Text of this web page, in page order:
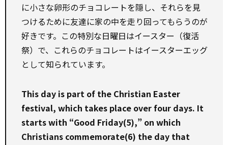
に小さな卵形のチョコレートを隠し、それらを見
つけるために友達に家の中を走り回ってもらうのが
好きです。この特別な日曜日はイースター（復活
祭）で、これらのチョコレートはイースターエッグ
として知られています。
This day is part of the Christian Easter
festival, which takes place over four days. It
starts with “Good Friday(5),” on which
Christians commemorate(6) the day that